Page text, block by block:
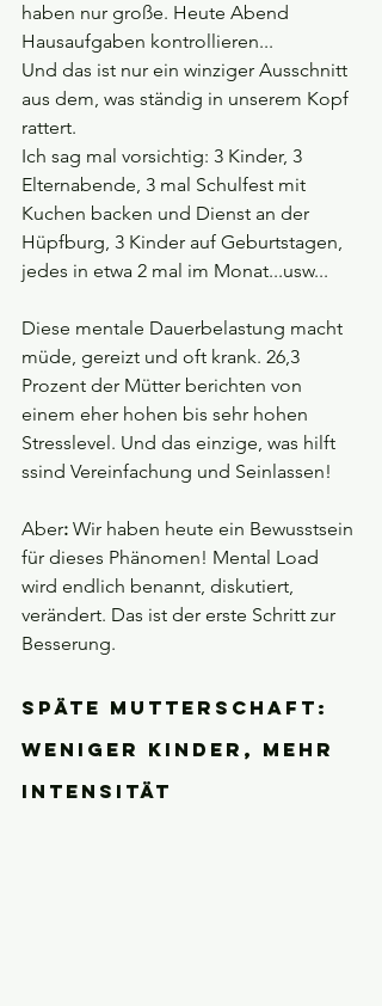
haben nur große. Heute Abend
Hausaufgaben kontrollieren...
Und das ist nur ein winziger Ausschnitt
aus dem, was ständig in unserem Kopf
rattert.
Ich sag mal vorsichtig: 3 Kinder, 3
Elternabende, 3 mal Schulfest mit
Kuchen backen und Dienst an der
Hüpfburg, 3 Kinder auf Geburtstagen,
jedes in etwa 2 mal im Monat...usw...
Diese mentale Dauerbelastung macht
müde, gereizt und oft krank. 26,3
Prozent der Mütter berichten von
einem eher hohen bis sehr hohen
Stresslevel. Und das einzige, was hilft
ssind Vereinfachung und Seinlassen!
Aber: Wir haben heute ein Bewusstsein
für dieses Phänomen! Mental Load
wird endlich benannt, diskutiert,
verändert. Das ist der erste Schritt zur
Besserung.
Späte Mutterschaft:
Weniger Kinder, mehr
Intensität